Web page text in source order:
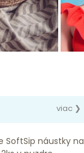
viac ❯
SoftSip náustky na